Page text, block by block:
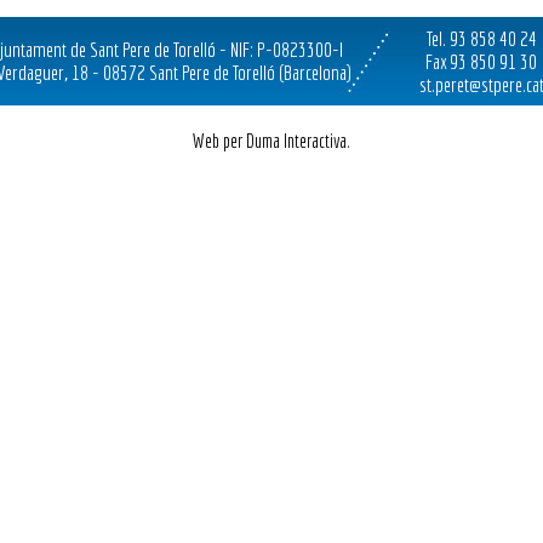
de Sant Pere de Torelló - NIF: P-0823300-I
18 - 08572 Sant Pere de Torelló (Barcelona)
Tel. 93 858 40 24
Fax 93 850 91 30
st.peret@stpere.cat
Web per Duma Interactiva.